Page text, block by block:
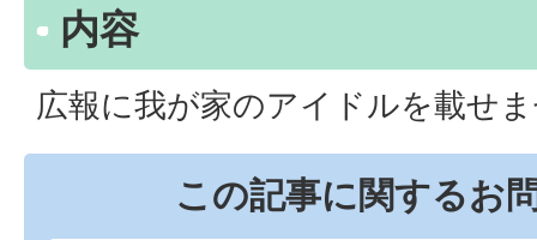
内容
広報に我が家のアイドルを載せ
この記事に関するお